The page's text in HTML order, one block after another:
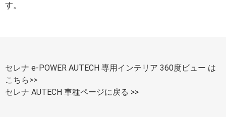
す。
セレナ e-POWER AUTECH 専用インテリア 360度ビュー は
こちら>>
セレナ AUTECH 車種ページに戻る >>